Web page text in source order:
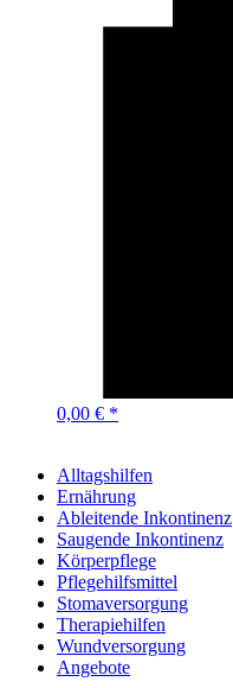
0,00 € *
Alltagshilfen
Ernährung
Ableitende Inkontinenz
Saugende Inkontinenz
Körperpflege
Pflegehilfsmittel
Stomaversorgung
Therapiehilfen
Wundversorgung
Angebote